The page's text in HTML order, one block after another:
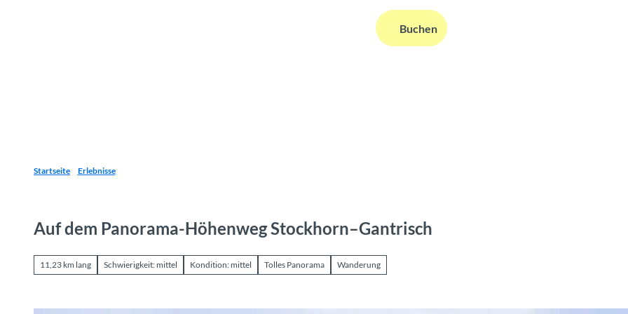
Informationen
Suche Buchen
Startseite Erlebnisse
Auf dem Panorama-Höhenweg Stockhorn–Gantrisch
11,23 km lang Schwierigkeit: mittel Kondition: mittel Tolles Panorama Wanderung